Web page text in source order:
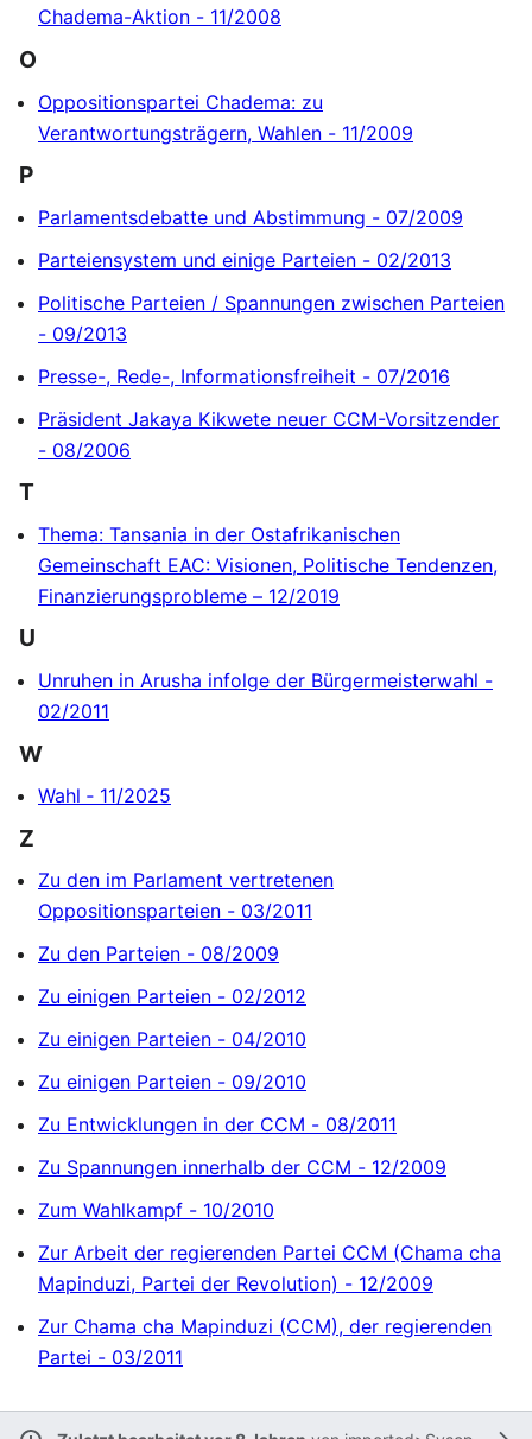
Chadema-Aktion - 11/2008
O
Oppositionspartei Chadema: zu
Verantwortungsträgern, Wahlen - 11/2009
P
Parlamentsdebatte und Abstimmung - 07/2009
Parteiensystem und einige Parteien - 02/2013
Politische Parteien / Spannungen zwischen Parteien
- 09/2013
Presse-, Rede-, Informationsfreiheit - 07/2016
Präsident Jakaya Kikwete neuer CCM-Vorsitzender
- 08/2006
T
Thema: Tansania in der Ostafrikanischen
Gemeinschaft EAC: Visionen, Politische Tendenzen,
Finanzierungsprobleme – 12/2019
U
Unruhen in Arusha infolge der Bürgermeisterwahl -
02/2011
W
Wahl ‐ 11/2025
Z
Zu den im Parlament vertretenen
Oppositionsparteien - 03/2011
Zu den Parteien - 08/2009
Zu einigen Parteien - 02/2012
Zu einigen Parteien - 04/2010
Zu einigen Parteien - 09/2010
Zu Entwicklungen in der CCM - 08/2011
Zu Spannungen innerhalb der CCM - 12/2009
Zum Wahlkampf - 10/2010
Zur Arbeit der regierenden Partei CCM (Chama cha
Mapinduzi, Partei der Revolution) - 12/2009
Zur Chama cha Mapinduzi (CCM), der regierenden
Partei - 03/2011